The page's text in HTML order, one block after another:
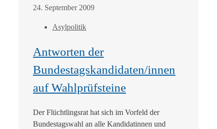
24. September 2009
Asylpolitik
Antworten der
Bundestagskandidaten/innen
auf Wahlprüfsteine
Der Flüchtlingsrat hat sich im Vorfeld der
Bundestagswahl an alle Kandidatinnen und